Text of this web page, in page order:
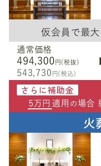
仮会員で最大
通常価格
494,300 円(税抜)
543,730 円(税込)
さらに補助金
5万円 適用 の 場合
火